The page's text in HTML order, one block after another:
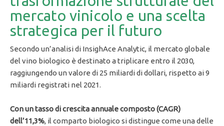
mercato vinicolo e una scelta
strategica per il futuro
Secondo un’analisi di InsighAce Analytic, il mercato globale
del vino biologico è destinato a triplicare entro il 2030,
raggiungendo un valore di 25 miliardi di dollari, rispetto ai 9
miliardi registrati nel 2021.
Con un tasso di crescita annuale composto (CAGR)
dell’11,3%, il comparto biologico si distingue come una delle